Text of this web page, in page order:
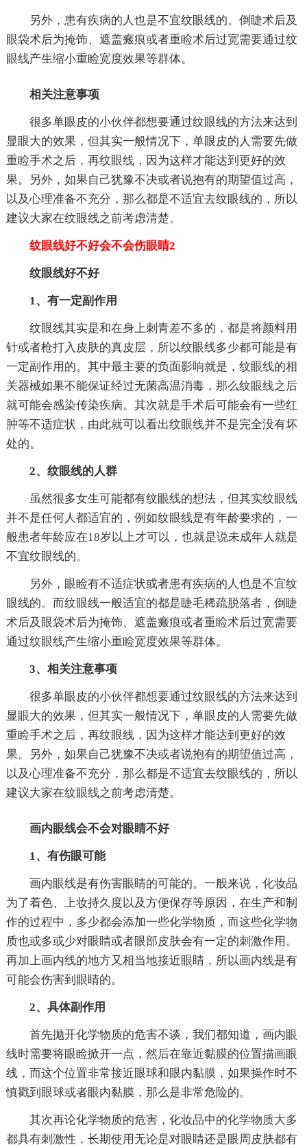
另外，患有疾病的人也是不宜纹眼线的。倒睫术后及
眼袋术后为掩饰、遮盖瘢痕或者重睑术后过宽需要通过纹
眼线产生缩小重睑宽度效果等群体。
相关注意事项
很多单眼皮的小伙伴都想要通过纹眼线的方法来达到
显眼大的效果，但其实一般情况下，单眼皮的人需要先做
重睑手术之后，再纹眼线，因为这样才能达到更好的效
果。另外，如果自己犹豫不决或者说抱有的期望值过高，
以及心理准备不充分，那么都是不适宜去纹眼线的，所以
建议大家在纹眼线之前考虑清楚。
纹眼线好不好会不会伤眼睛2
纹眼线好不好
1、有一定副作用
纹眼线其实是和在身上刺青差不多的，都是将颜料用
针或者枪打入皮肤的真皮层，所以纹眼线多少都可能是有
一定副作用的。其中最主要的负面影响就是，纹眼线的相
关器械如果不能保证经过无菌高温消毒，那么纹眼线之后
就可能会感染传染疾病。其次就是手术后可能会有一些红
肿等不适症状，由此就可以看出纹眼线并不是完全没有坏
处的。
2、纹眼线的人群
虽然很多女生可能都有纹眼线的想法，但其实纹眼线
并不是任何人都适宜的，例如纹眼线是有年龄要求的，一
般患者年龄应在18岁以上才可以，也就是说未成年人就是
不宜纹眼线的。
另外，眼睑有不适症状或者患有疾病的人也是不宜纹
眼线的。而纹眼线一般适宜的都是睫毛稀疏脱落者，倒睫
术后及眼袋术后为掩饰、遮盖瘢痕或者重睑术后过宽需要
通过纹眼线产生缩小重睑宽度效果等群体。
3、相关注意事项
很多单眼皮的小伙伴都想要通过纹眼线的方法来达到
显眼大的效果，但其实一般情况下，单眼皮的人需要先做
重睑手术之后，再纹眼线，因为这样才能达到更好的效
果。另外，如果自己犹豫不决或者说抱有的期望值过高，
以及心理准备不充分，那么都是不适宜去纹眼线的，所以
建议大家在纹眼线之前考虑清楚。
画内眼线会不会对眼睛不好
1、有伤眼可能
画内眼线是有伤害眼睛的可能的。一般来说，化妆品
为了着色、上妆持久度以及方便保存等原因，在生产和制
作的过程中，多少都会添加一些化学物质，而这些化学物
质也或多或少对眼睛或者眼部皮肤会有一定的刺激作用。
再加上画内线的地方又相当地接近眼睛，所以画内线是有
可能会伤害到眼睛的。
2、具体副作用
首先抛开化学物质的危害不谈，我们都知道，画内眼
线时需要将眼睑掀开一点，然后在靠近黏膜的位置描画眼
线，而这个位置非常接近眼球和眼内黏膜，如果操作时不
慎戳到眼球或者眼内黏膜，那么是非常危险的。
其次再论化学物质的危害，化妆品中的化学物质大多
都具有刺激性，长期使用无论是对眼睛还是眼周皮肤都有